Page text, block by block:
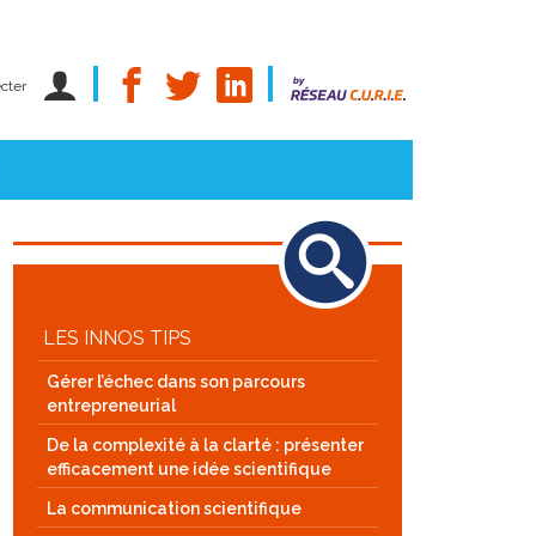
LES INNOS TIPS
Gérer l’échec dans son parcours
entrepreneurial
De la complexité à la clarté : présenter
efficacement une idée scientifique
La communication scientifique